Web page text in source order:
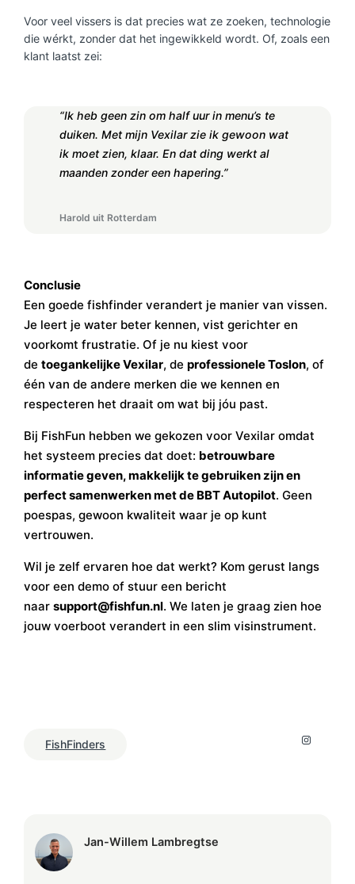
Voor veel vissers is dat precies wat ze zoeken, technologie
die wérkt, zonder dat het ingewikkeld wordt. Of, zoals een
klant laatst zei:
“Ik heb geen zin om half uur in menu’s te
duiken. Met mijn Vexilar zie ik gewoon wat
ik moet zien, klaar. En dat ding werkt al
maanden zonder een hapering.”
Harold uit Rotterdam
Conclusie
Een goede fishfinder verandert je manier van vissen.
Je leert je water beter kennen, vist gerichter en
voorkomt frustratie. Of je nu kiest voor
detoegankelijke Vexilar, deprofessionele Toslon, of
één van de andere merken die we kennen en
respecteren het draait om wat bij jóu past.
Bij FishFun hebben we gekozen voor Vexilar omdat
het systeem precies dat doet: betrouwbare
informatie geven, makkelijk te gebruiken zijn en
perfect samenwerken met de BBT Autopilot. Geen
poespas, gewoon kwaliteit waar je op kunt
vertrouwen.
Wil je zelf ervaren hoe dat werkt? Kom gerust langs
voor een demo of stuur een bericht
naarsupport@fishfun.nl. We laten je graag zien hoe
jouw voerboot verandert in een slim visinstrument.
FishFinders
Jan-Willem Lambregtse